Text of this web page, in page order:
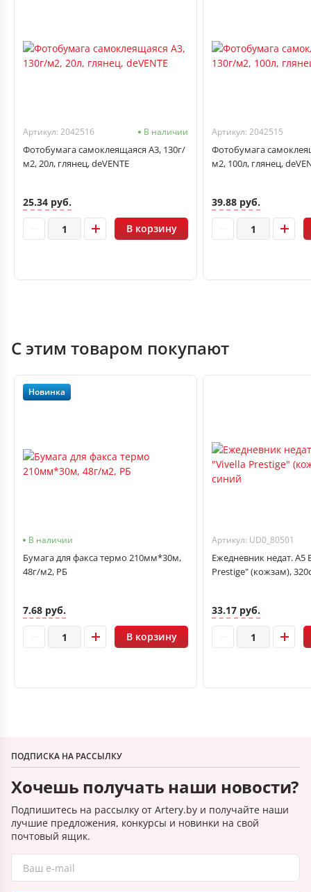
Артикул: 2042516 В наличии
Фотобумага самоклеящаяся А3, 130г/
м2, 20л, глянец, deVENTE
25.34 руб.
В корзину
Артикул: 2042515
Фотобумага
м2, 100л, глянец,
39.88 руб.
С этим товаром покупают
Новинка
В наличии
Бумага для факса термо 210мм*30м,
48г/м2, РБ
7.68 руб.
В корзину
Артикул: UD0_80501
Ежедневник недат. А5
Prestige" (кожзам),
33.17 руб.
ПОДПИСКА НА РАССЫЛКУ
Хочешь получать наши новости?
Подпишитесь на рассылку от Artery.by и получайте наши
лучшие предложения, конкурсы и новинки на свой
почтовый ящик.